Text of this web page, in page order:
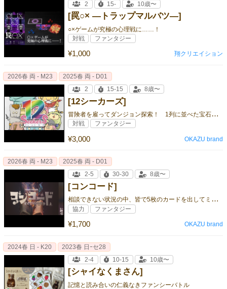
[罠○× ―トラップマルバツ―]
○×ゲームが究極の心理戦に……！
¥1,000
2
15- 10歳〜
対戦 ファンタジー
翔クリエイション
[12シーカーズ]
冒
険者を雇ってダンジョン探索！ 1列に並べた宝石を取り合う2人用対戦ゲーム『12シーカーズ』
¥3,000
2026春 両 - M23
2025春 両 - D01
2
15-15 8歳〜
対戦 ファンタジー
OKAZU brand
[コンコード]
相
談できない状況の中、皆で5枚のカードを出してミッション解決を目指す協力ゲーム『コンコード』
¥1,700
2026春 両 - M23
2025春 両 - D01
2-5
30-30 8歳〜
協力 ファンタジー
OKAZU brand
[シャイなくまさん]
記憶と読み合いの仁義なきファンシーバトル
2024春 日 - K20
2023春 日ｰセ28
2-4
10-15 10歳〜